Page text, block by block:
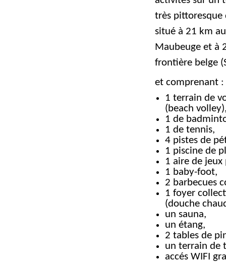
très pittoresque
situé à 21 km
Maubeuge et à
frontière belge
et comprenant :
1 terrain de
(beach
1 de
1 de tennis,
4 pistes de
1 piscine de
1 aire de
1 baby-foot,
2 barbecues
1 foyer
(douche
un sauna,
un étang,
2 tables de
un terrain de
accés WIFI